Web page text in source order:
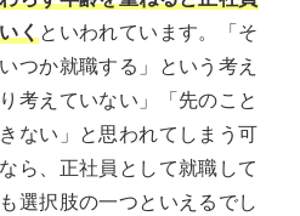
くといわれています。「そ
つか就職する」という考え
考えていない」「先のこと
ない」と思われてしまう可
ら、正社員として就職して
選択肢の一つといえるでし